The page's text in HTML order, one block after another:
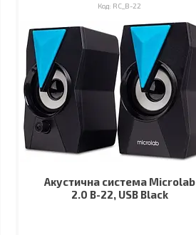
RC_B-22
Акустична система Microlab
2.0 B-22, USB Black